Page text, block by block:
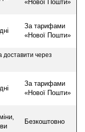
«Нової Пошти»
За тарифами
«Нової Пошти»
доставити через
За тарифами
«Нової Пошти»
Безкоштовно